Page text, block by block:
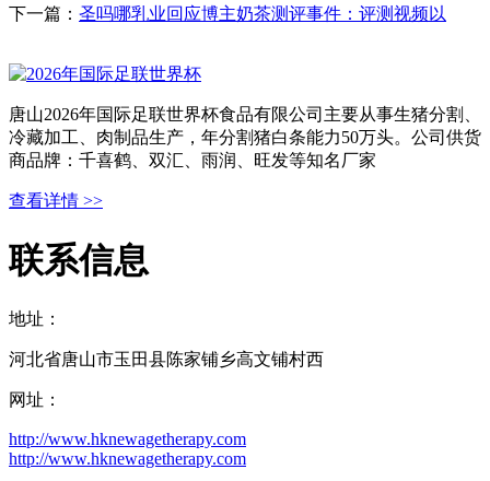
下一篇： 圣吗哪乳业回应博主奶茶测评事件：评测视频以
唐山2026年国际足联世界杯食品有限公司主要从事生猪分割、
冷藏加工、肉制品生产，年分割猪白条能力50万头。公司供货
商品牌：千喜鹤、双汇、雨润、旺发等知名厂家
查看详情 >>
联系信息
地址：
河北省唐山市玉田县陈家铺乡高文铺村西
网址：
http://www.hknewagetherapy.com
http://www.hknewagetherapy.com